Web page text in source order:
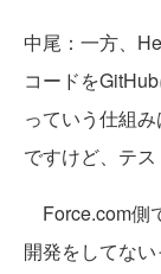
中尾 ：一方、
コードを
っていう仕組
ですけど、テス
Force.com側
開発をしてな